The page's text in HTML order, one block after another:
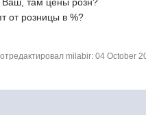
Ваш, там цены розн?
от розницы в %?
milabir: 04 October